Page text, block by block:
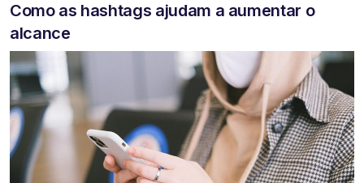
Como as hashtags ajudam a aumentar o
alcance